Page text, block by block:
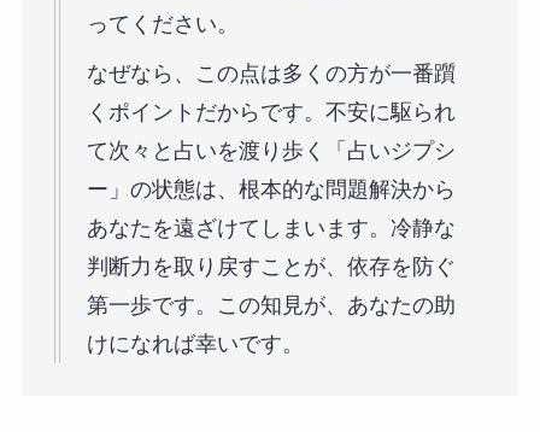
ってください。
なぜなら、この点は多くの方が一番躓
くポイントだからです。不安に駆られ
て次々と占いを渡り歩く「占いジプシ
ー」の状態は、根本的な問題解決から
あなたを遠ざけてしまいます。冷静な
判断力を取り戻すことが、依存を防ぐ
第一歩です。この知見が、あなたの助
けになれば幸いです。